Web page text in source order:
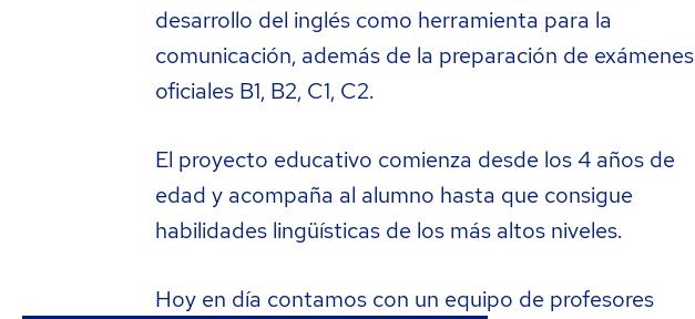
desarrollo del inglés como herramienta para la
comunicación, además de la preparación de exámenes
oficiales B1, B2, C1, C2.
El proyecto educativo comienza desde los 4 años de
edad y acompaña al alumno hasta que consigue
habilidades lingüísticas de los más altos niveles.
Hoy en día contamos con un equipo de profesores